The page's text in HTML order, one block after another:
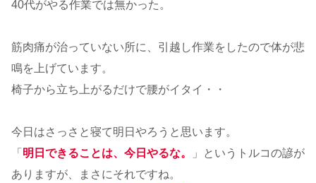
40代がやる作業では無かった。
筋肉痛が治っていない所に、引越し作業をしたので体が悲
鳴を上げています。
椅子から立ち上がるだけで腰がイタイ・・
今日はさっさと寝て明日やろうと思います。
「 明日できることは、今日やるな。
」というトルコの諺が
ありますが、まさにそれですね。